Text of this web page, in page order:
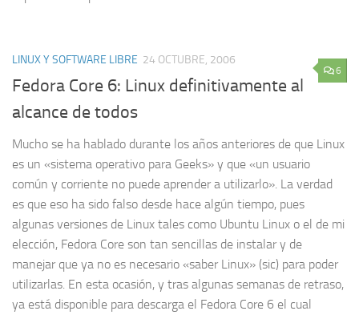
6
LINUX Y SOFTWARE LIBRE 24 OCTUBRE, 2006
Fedora Core 6: Linux definitivamente al
alcance de todos
Mucho se ha hablado durante los años anteriores de que Linux
es un «sistema operativo para Geeks» y que «un usuario
común y corriente no puede aprender a utilizarlo». La verdad
es que eso ha sido falso desde hace algún tiempo, pues
algunas versiones de Linux tales como Ubuntu Linux o el de mi
elección, Fedora Core son tan sencillas de instalar y de
manejar que ya no es necesario «saber Linux» (sic) para poder
utilizarlas. En esta ocasión, y tras algunas semanas de retraso,
ya está disponible para descarga el Fedora Core 6 el cual